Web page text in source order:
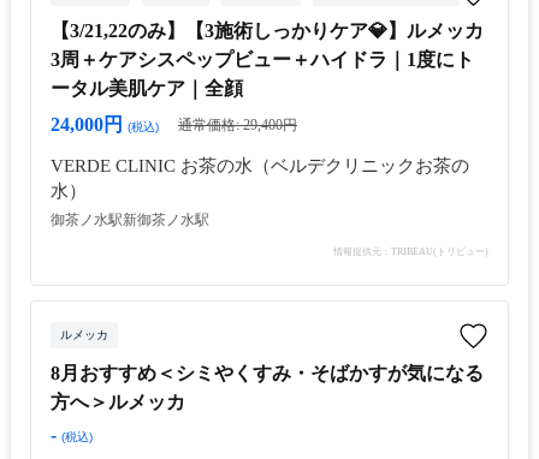
【3/21,22のみ】【3施術しっかりケア💎】ルメッカ
3周＋ケアシスペップビュー＋ハイドラ｜1度にト
ータル美肌ケア｜全顔
24,000円
(税込) 通常価格: 29,400円
VERDE CLINIC お茶の水（ベルデクリニックお茶の
水）
御茶ノ水駅新御茶ノ水駅
情報提供元：TRIBEAU(トリビュー)
ルメッカ
8月おすすめ＜シミやくすみ・そばかすが気になる
方へ＞ルメッカ
- (税込)